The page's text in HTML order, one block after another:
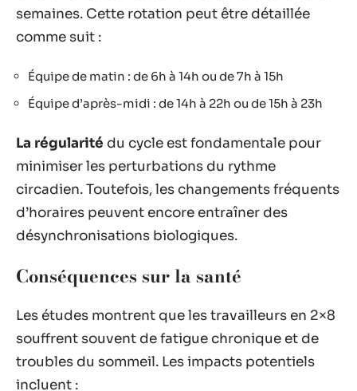
semaines. Cette rotation peut être détaillée
comme suit :
Équipe de matin : de 6h à 14h ou de 7h à 15h
Équipe d’après-midi : de 14h à 22h ou de 15h à 23h
La régularité du cycle est fondamentale pour
minimiser les perturbations du rythme
circadien. Toutefois, les changements fréquents
d’horaires peuvent encore entraîner des
désynchronisations biologiques.
Conséquences sur la santé
Les études montrent que les travailleurs en 2×8
souffrent souvent de fatigue chronique et de
troubles du sommeil. Les impacts potentiels
incluent :